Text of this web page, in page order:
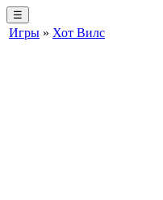
☰
Игры » Хот Вилс